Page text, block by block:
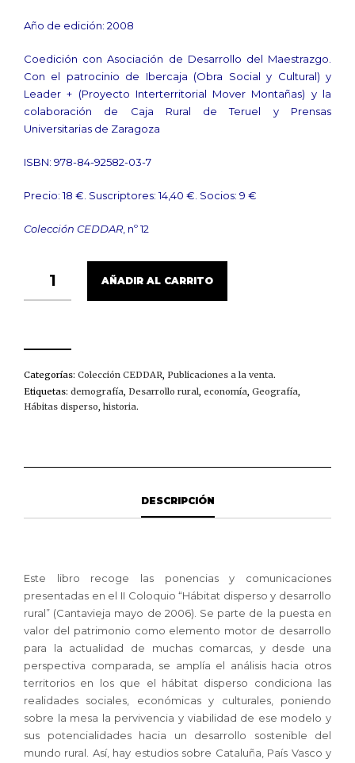
Año de edición: 2008
Coedición con Asociación de Desarrollo del Maestrazgo.
Con el patrocinio de Ibercaja (Obra Social y Cultural) y
Leader + (Proyecto Interterritorial Mover Montañas) y la
colaboración de Caja Rural de Teruel y Prensas
Universitarias de Zaragoza
ISBN: 978-84-92582-03-7
Precio: 18 €. Suscriptores: 14,40 €. Socios: 9 €
Colección CEDDAR, nº 12
DISPERSO
Y
AÑADIR AL CARRITO
Categorías: Colección CEDDAR, Publicaciones a la venta.
Etiquetas: demografía, Desarrollo rural, economía, Geografía,
Hábitas disperso, historia.
DESCRIPCIÓN
Este libro recoge las ponencias y comunicaciones
presentadas en el II Coloquio “Hábitat disperso y desarrollo
rural” (Cantavieja mayo de 2006). Se parte de la puesta en
valor del patrimonio como elemento motor de desarrollo
para la actualidad de muchas comarcas, y desde una
perspectiva comparada, se amplía el análisis hacia otros
territorios en los que el hábitat disperso condiciona las
realidades sociales, económicas y culturales, poniendo
sobre la mesa la pervivencia y viabilidad de ese modelo y
sus potencialidades hacia un desarrollo sostenible del
mundo rural. Así, hay estudios sobre Cataluña, País Vasco y